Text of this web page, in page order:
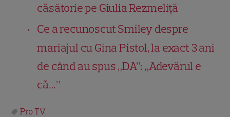
căsătorie pe Giulia Rezmeliță
Ce a recunoscut Smiley despre
mariajul cu Gina Pistol, la exact 3 ani
de când au spus „DA”: „Adevărul e
că…”
Pro TV